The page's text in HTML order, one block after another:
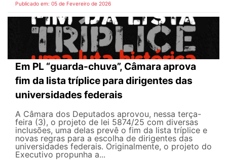
Publicado em: 05 de Fevereiro de 2026
Em PL “guarda-chuva”, Câmara aprova
fim da lista tríplice para dirigentes das
universidades federais
A Câmara dos Deputados aprovou, nessa terça-
feira (3), o projeto de lei 5874/25 com diversas
inclusões, uma delas prevê o fim da lista tríplice e
novas regras para a escolha de dirigentes das
universidades federais. Originalmente, o projeto do
Executivo propunha a...